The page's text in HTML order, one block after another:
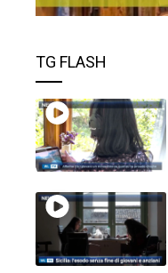
TG FLASH